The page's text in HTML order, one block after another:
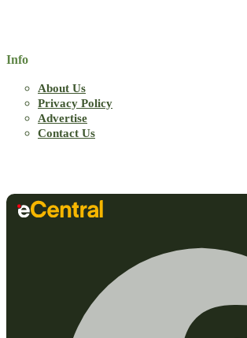
Info
About Us
Privacy Policy
Advertise
Contact Us